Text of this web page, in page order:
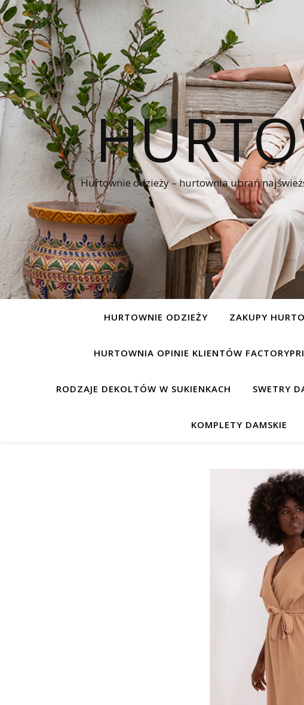
Hurtownie odzieży – hurtownia ubrań
HURTOWNIE ODZIEŻY ZAKUPY
HURTOWNIA OPINIE KLIENTÓW
RODZAJE DEKOLTÓW W SUKIENKACH SWETRY
KOMPLETY DAMSKIE